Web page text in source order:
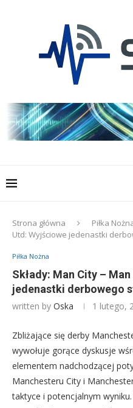
Strona główna Piłka
Utd: Wyjściowe jedenastki
Piłka Nożna
Składy: Man City –
jedenastki derbowego
written by Oska 1 lutego,
Zbliżające się derby
wywołuje gorące dyskusje
elementem nadchodzącej
Manchesteru City i
taktyce i potencjalnym